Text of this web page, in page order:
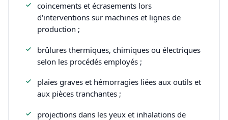
coincements et écrasements lors
d'interventions sur machines et lignes de
production ;
brûlures thermiques, chimiques ou électriques
selon les procédés employés ;
plaies graves et hémorragies liées aux outils et
aux pièces tranchantes ;
projections dans les yeux et inhalations de